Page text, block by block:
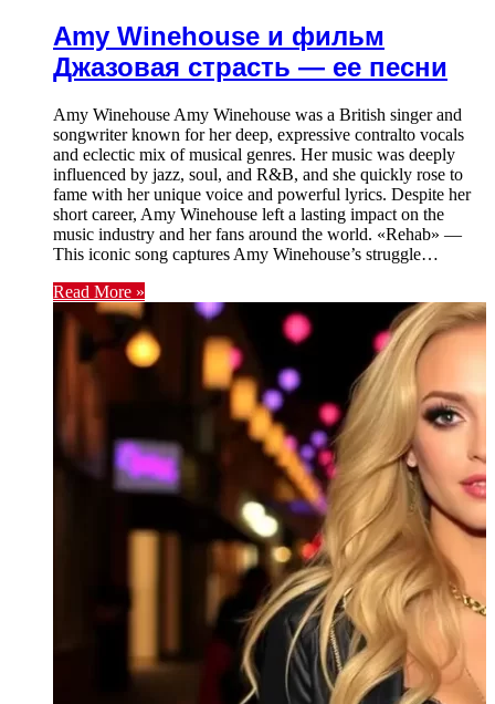
Amy Winehouse и фильм
Джазовая страсть — ее песни
Amy Winehouse Amy Winehouse was a British singer and
songwriter known for her deep, expressive contralto vocals
and eclectic mix of musical genres. Her music was deeply
influenced by jazz, soul, and R&B, and she quickly rose to
fame with her unique voice and powerful lyrics. Despite her
short career, Amy Winehouse left a lasting impact on the
music industry and her fans around the world. «Rehab» —
This iconic song captures Amy Winehouse’s struggle…
Read More »